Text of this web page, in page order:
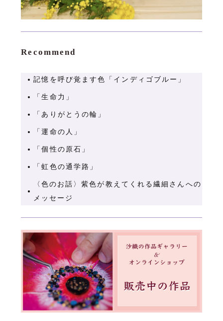
Recommend
記憶を呼び覚ます色「インディゴブルー」
「生命力」
「ありがとうの輪」
「運命の人」
「個性の原石」
「虹色の通学路」
〈色のお話〉紫色が教えてくれる繊細さんへの
メッセージ